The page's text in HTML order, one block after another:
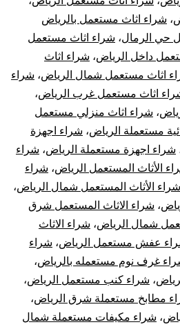
، شراء اثاث مستعمل بالرياض
حي الرمال، شراء اثاث مستعمل
داخل الرياض، شراء اثاث
اثاث مستعمل شمال الرياض، شراء
اثاث مستعمل غرب الرياض،
، شراء اثاث منزلي مستعمل
مستعملة الرياض، شراء اجهزة
شراء اجهزة مستعملة الرياض، شراء
الأثاث المستعمل الرياض، شراء
شراء الأثاث المستعمل شمال الرياض،
، شراء الاثاث المستعمل شرق
شمال الرياض، شراء الاثاث
عفش مستعمل الرياض، شراء
غرف نوم مستعمله بالرياض،
، شراء كنب مستعمل الرياض،
مطابخ مستعملة شرق الرياض،
، شراء مكيفات مستعملة شمال